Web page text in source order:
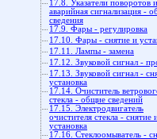
17.8. Указатели поворотов и
аварийная сигнализация -
сведения
17.9. Фары - регулировка
17.10. Фары - снятие и
17.11. Лампы - замена
17.12. Звуковой сигнал -
17.13. Звуковой сигнал -
установка
17.14. Очиститель
стекла - общие сведений
17.15. Электродвигатель
очистителя стекла - снятие
установка
17.16. Стеклоомыватель -